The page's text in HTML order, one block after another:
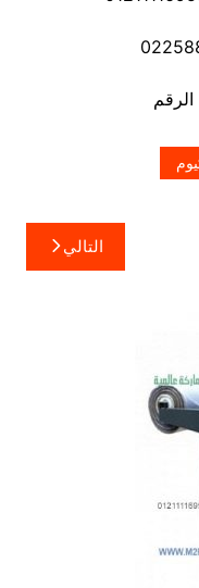
التالي